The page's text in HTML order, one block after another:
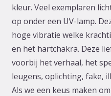
kleur. Veel exemplaren
op onder een UV-lamp.
hoge vibratie welke
en het hartchakra. Deze
voorbij het verhaal, het
leugens, oplichting, fake,
Als we een keus maken